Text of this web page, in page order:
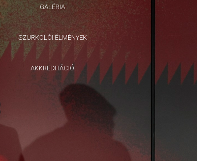
GALÉRIA
SZURKOLÓI ÉLMÉNYEK
AKKREDITÁCIÓ